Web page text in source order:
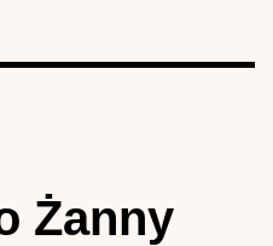
Żanny